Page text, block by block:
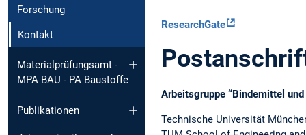
Forschung
Kontakt
Materialprüfungsamt -
MPA BAU - PA Baustoffe
Publikationen
ResearchGate
Arbeitsgruppe “Bindemittel
Technische Universität